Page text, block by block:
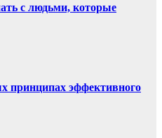
с людьми, которые
принципах эффективного